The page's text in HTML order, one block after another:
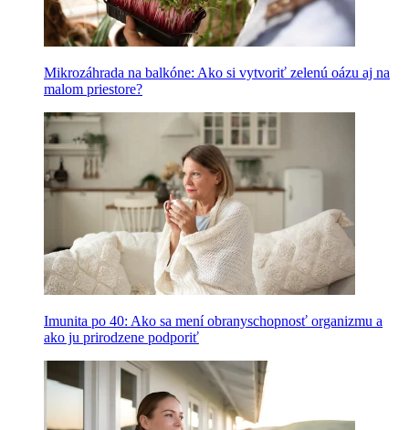
Mikrozáhrada na balkóne: Ako si vytvoriť zelenú oázu aj na
malom priestore?
Imunita po 40: Ako sa mení obranyschopnosť organizmu a
ako ju prirodzene podporiť